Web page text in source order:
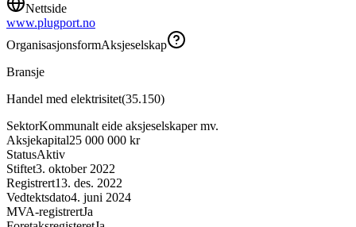
Nettside
www.plugport.no
OrganisasjonsformAksjeselskap
Bransje
Handel med elektrisitet(35.150)
SektorKommunalt eide aksjeselskaper mv.
Aksjekapital25 000 000 kr
StatusAktiv
Stiftet3. oktober 2022
Registrert13. des. 2022
Vedtektsdato4. juni 2024
MVA-registrertJa